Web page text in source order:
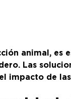
animal,
Las
impacto de